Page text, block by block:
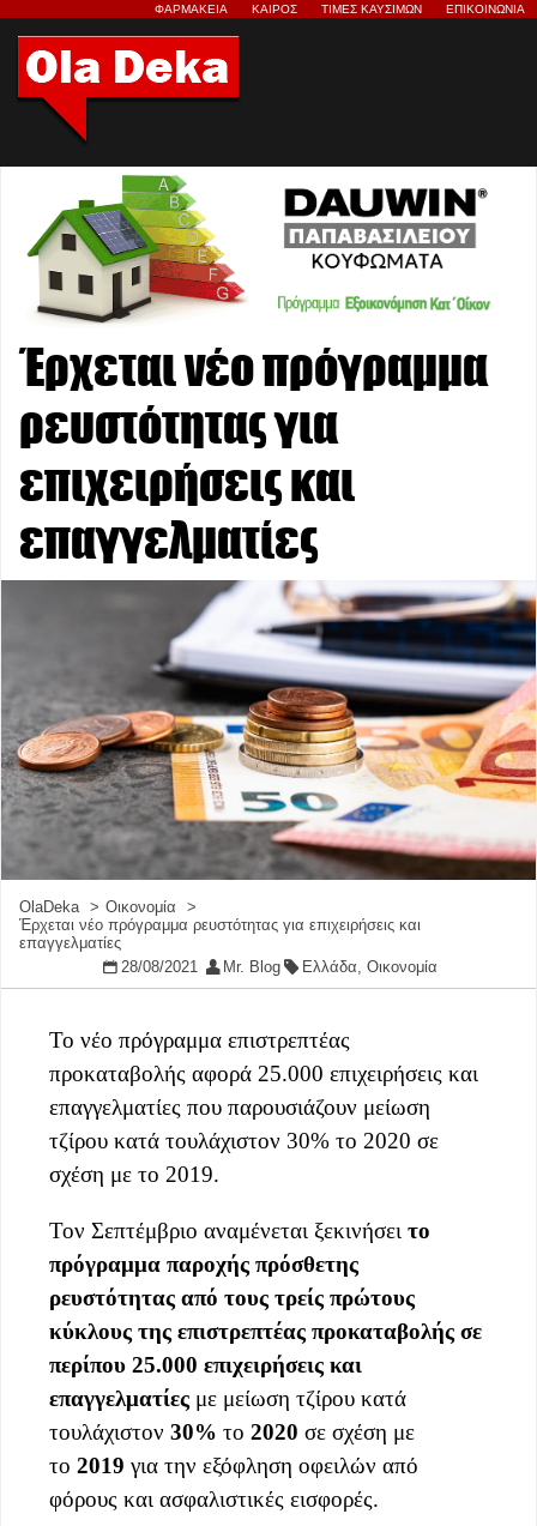
ΦΑΡΜΑΚΕΙΑ ΚΑΙΡΟΣ ΤΙΜΕΣ ΚΑΥΣΙΜΩΝ ΕΠΙΚΟΙΝΩΝΙΑ
Έρχεται νέο πρόγραμμα
ρευστότητας για
επιχειρήσεις και
επαγγελματίες
OlaDeka
Οικονομία
Έρχεται νέο πρόγραμμα ρευστότητας για επιχειρήσεις και
επαγγελματίες
28/08/2021
Mr. Blog Ελλάδα ,Οικονομία
Το νέο πρόγραμμα επιστρεπτέας
προκαταβολής αφορά 25.000 επιχειρήσεις και
επαγγελματίες που παρουσιάζουν μείωση
τζίρου κατά τουλάχιστον 30% το 2020 σε
σχέση με το 2019.
Τον Σεπτέμβριο αναμένεται ξεκινήσει το
πρόγραμμα παροχής πρόσθετης
ρευστότητας από τους τρείς πρώτους
κύκλους της επιστρεπτέας προκαταβολής σε
περίπου 25.000 επιχειρήσεις και
επαγγελματίες με μείωση τζίρου κατά
τουλάχιστον 30% το 2020 σε σχέση με
το 2019 για την εξόφληση οφειλών από
φόρους και ασφαλιστικές εισφορές.